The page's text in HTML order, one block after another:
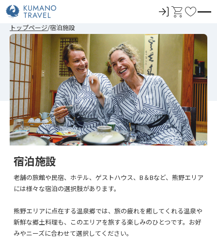
ロ
イ
ン
カ
ト
お
に
入
り
トップページ 宿泊施設
宿泊施設
老舗の旅館や民宿、ホテル、ゲストハウス、B＆Bなど、熊野エリア
には様々な宿泊の選択肢があります。
熊野エリアに点在する温泉郷では、旅の疲れを癒してくれる温泉や
新鮮な郷土料理も、このエリアを旅する楽しみのひとつです。お好
みやニーズに合わせて選択してください。